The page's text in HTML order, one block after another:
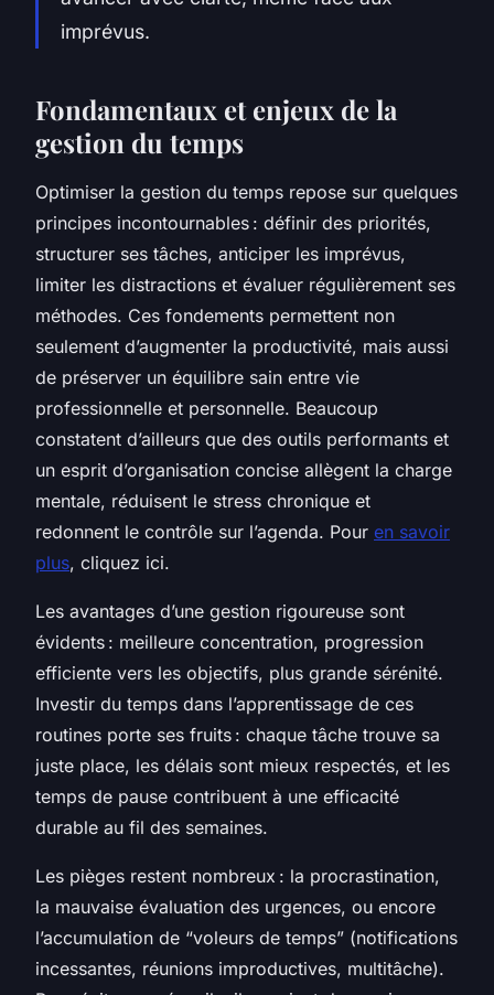
imprévus.
Fondamentaux et enjeux de la
gestion du temps
Optimiser la gestion du temps repose sur quelques
principes incontournables : définir des priorités,
structurer ses tâches, anticiper les imprévus,
limiter les distractions et évaluer régulièrement ses
méthodes. Ces fondements permettent non
seulement d’augmenter la productivité, mais aussi
de préserver un équilibre sain entre vie
professionnelle et personnelle. Beaucoup
constatent d’ailleurs que des outils performants et
un esprit d’organisation concise allègent la charge
mentale, réduisent le stress chronique et
redonnent le contrôle sur l’agenda. Pour en savoir
plus, cliquez ici.
Les avantages d’une gestion rigoureuse sont
évidents : meilleure concentration, progression
efficiente vers les objectifs, plus grande sérénité.
Investir du temps dans l’apprentissage de ces
routines porte ses fruits : chaque tâche trouve sa
juste place, les délais sont mieux respectés, et les
temps de pause contribuent à une efficacité
durable au fil des semaines.
Les pièges restent nombreux : la procrastination,
la mauvaise évaluation des urgences, ou encore
l’accumulation de “voleurs de temps” (notifications
incessantes, réunions improductives, multitâche).